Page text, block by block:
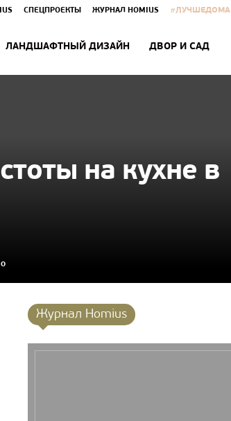
СПЕЦПРОЕКТЫ ЖУРНАЛ HOMIUS #ЛУЧШЕДОМА
ЛАНДШАФТНЫЙ ДИЗАЙН ДВОР И САД
на кухне в
0
Журнал Homius